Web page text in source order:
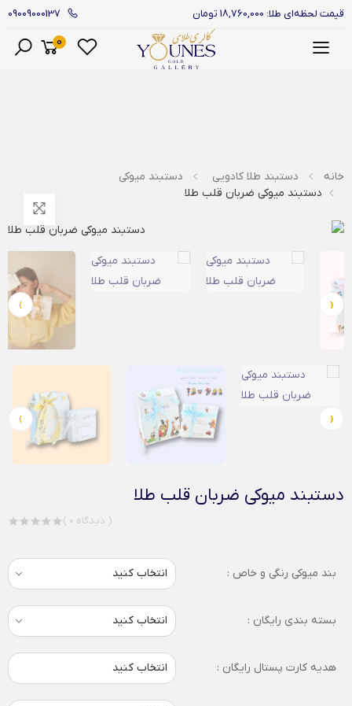
قیمت لحظه‌ای طلا: 18,760,000 تومان 09009000137
منو
0
خانه دستبند طلا کادویی
دستبند میوکی
دستبند میوکی ضربان قلب طلا
‹
›
‹
›
دستبند میوکی ضربان قلب طلا
( 0 دیدگاه )
بند میوکی رنگی و خاص :
بسته بندی رایگان :
هدیه کارت پستال رایگان : انتخاب کنید